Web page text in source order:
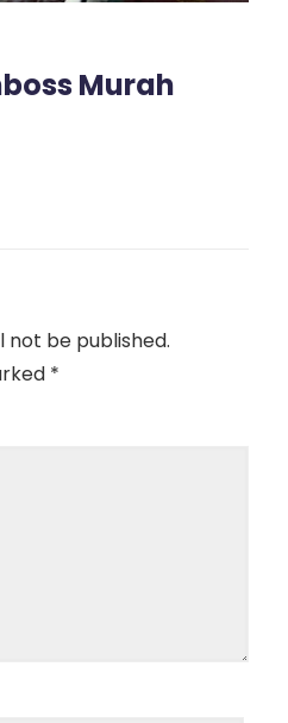
Murah
not be published.
*